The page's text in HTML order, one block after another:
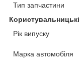
Тип запчастини
Рік випуску
Марка автомобіля